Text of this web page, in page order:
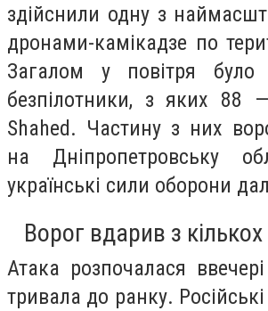
здійснили одну з
дронами-камікадзе по
Загалом у повітря було
безпілотники, з яких 88
Shahed. Частину з них
на Дніпропетровську
українські сили оборони
Ворог вдарив з
Атака розпочалася
тривала до ранку.